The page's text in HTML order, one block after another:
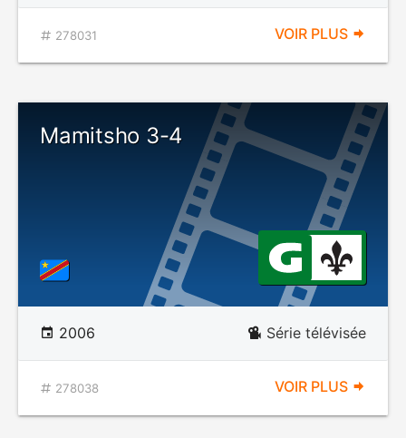
278031 VOIR PLUS
Mamitsho 3-4
2006 Série télévisée
278038 VOIR PLUS